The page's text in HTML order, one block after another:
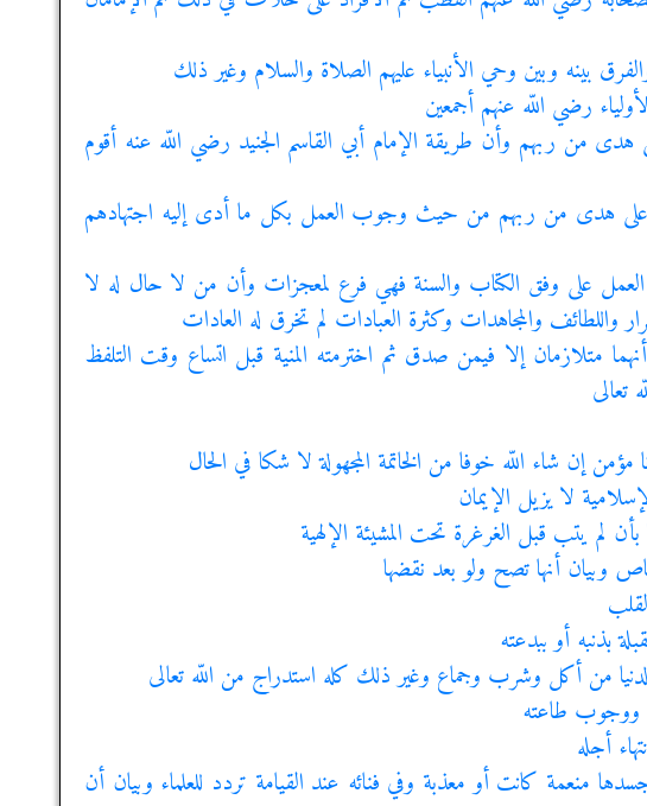
بينه وبين وحي الأنبياء عليهم الصلاة والسلام وغير ذلك
رضي اللّه عنهم أجمعين
هدى من ربهم وأن طريقة الإمام أبي القاسم الجنيد رضي اللّه عنه أقوم
على هدى من ربهم من حيث وجوب العمل بكل ما أدى إليه اجتهادهم
على وفق الكتاب والسنة فهي فرع لمعجزات وأن من لا حال له لا
واللطائف والمجاهدات وكثرة العبادات لم تخرق له العادات
متلازمان إلا فيمن صدق ثم اخترمته المنية قبل اتساع وقت التلفظ
تعالى
إن شاء اللّه خوفا من الخاتمة المجهولة لا شكا في الحال
لا يزيل الإيمان
لم يتب قبل الغرغرة تحت المشيئة الإلهية
وبيان أنها تصح ولو بعد نقضها
بذنبه أو ببدعته
من أكل وشرب وجماع وغير ذلك كله استدراج من اللّه تعالى
ووجوب طاعته
أجله
منعمة كانت أو معذبة وفي فنائه عند القيامة تردد للعلماء وبيان أن